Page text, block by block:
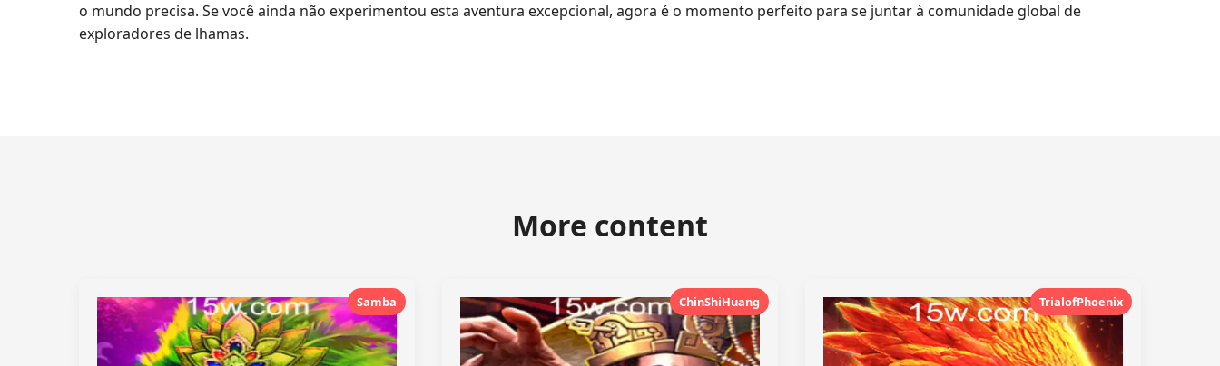
o mundo precisa. Se você ainda não experimentou esta aventura excepcional, agora é o momento perfeito para se juntar à comunidade global de
exploradores de lhamas.
More content
Samba ChinShiHuang TrialofPhoenix